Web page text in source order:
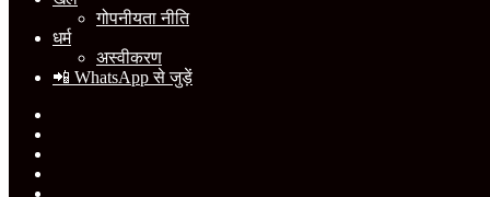
गोपनीयता नीति
धर्म
अस्वीकरण
📲 WhatsApp से जुड़ें